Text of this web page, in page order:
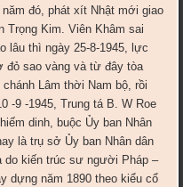
đó, phát xít Nhật mới giao
Trọng Kim. Viên Khâm sai
lâu thì ngày 25-8-1945, lực
đỏ sao vàng và từ đây tòa
Lâm thời Nam bộ, rồi
-9 -1945, Trung tá B. W Roe
dinh, buộc Ủy ban Nhân
là trụ sở Ủy ban Nhân dân
kiến trúc sư người Pháp –
dựng năm 1890 theo kiểu cổ